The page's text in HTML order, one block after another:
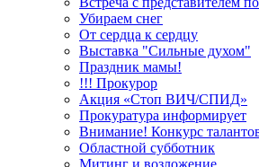
Убираем снег
От сердца к сердцу
Выставка "Сильные духом"
Праздник мамы!
!!! Прокурор
Акция «Стоп ВИЧ/СПИД»
Прокуратура информирует
Внимание! Конкурс
Областной субботник